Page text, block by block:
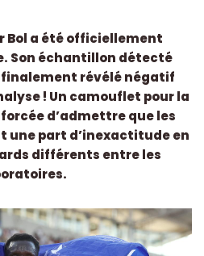
Bol a été officiellement
Son échantillon détecté
finalement révélé négatif
! Un camouflet pour la
d’admettre que les
une part d’inexactitude en
différents entre les